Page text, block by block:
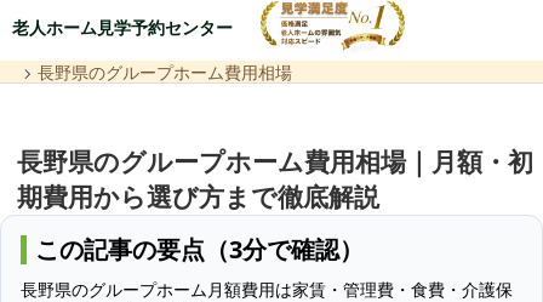
老人ホーム見学予約センター
長野県のグループホーム費用相場
長野県のグループホーム費用相場｜月額・初
期費用から選び方まで徹底解説
この記事の要点（3分で確認）
長野県のグループホーム月額費用は家賃・管理費・食費・介護保